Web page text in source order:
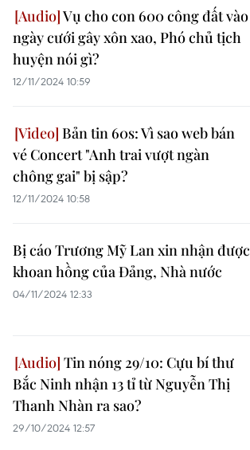
Vụ cho con 600 công đất vào
ngày cưới gây xôn xao, Phó chủ tịch
huyện nói gì?
12/11/2024 10:59
Bản tin 60s: Vì sao web bán
vé Concert "Anh trai vượt ngàn
chông gai" bị sập?
12/11/2024 10:58
Bị cáo Trương Mỹ Lan xin nhận được
khoan hồng của Đảng, Nhà nước
04/11/2024 12:33
Tin nóng 29/10: Cựu bí thư
Bắc Ninh nhận 13 tỉ từ Nguyễn Thị
Thanh Nhàn ra sao?
29/10/2024 12:57